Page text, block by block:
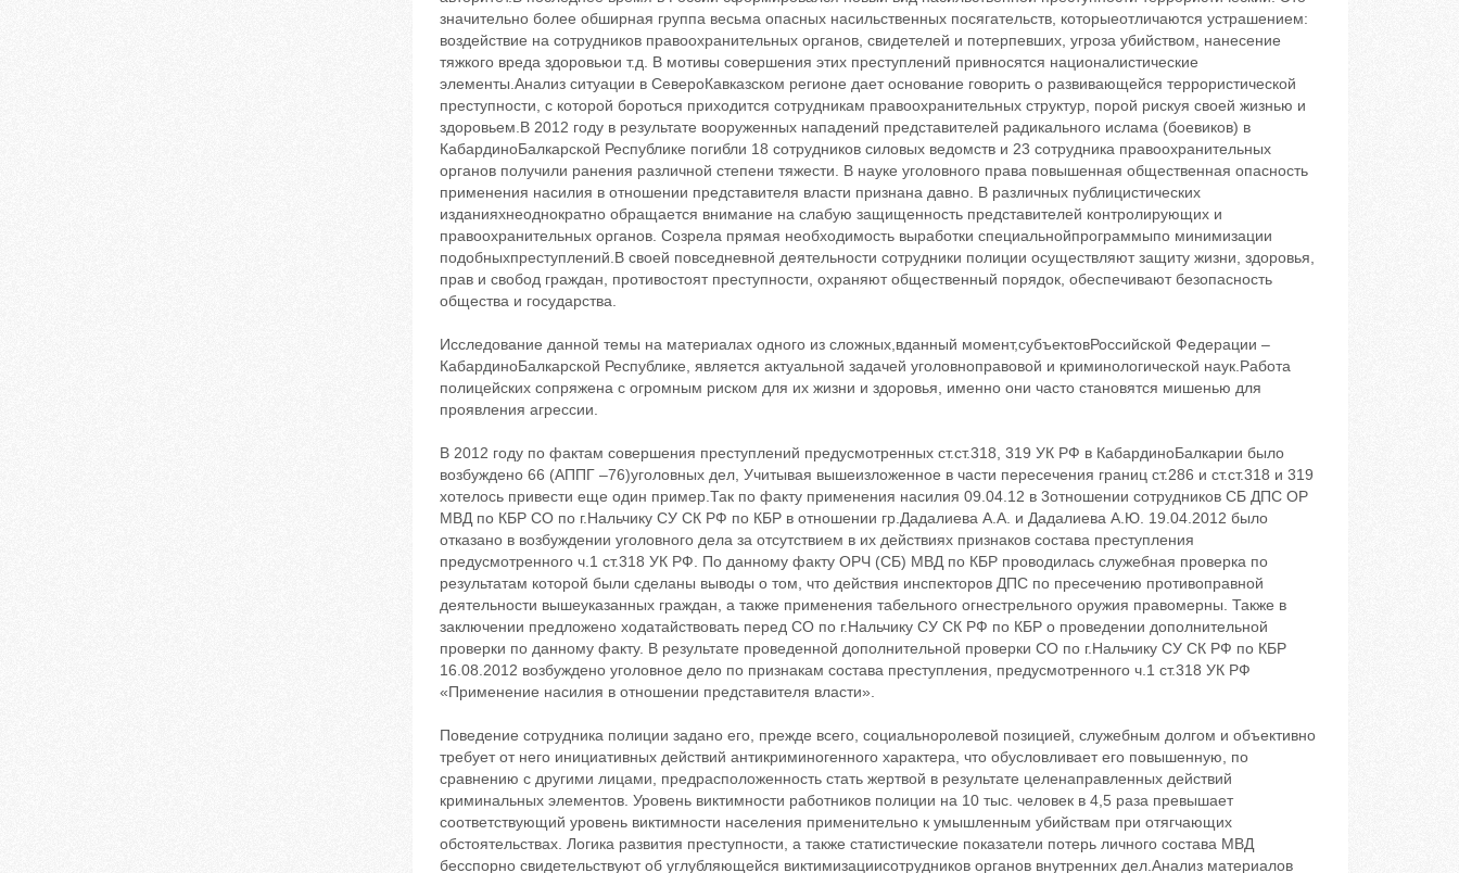
значительно более обширная группа весьма опасных насильственных посягательств, которыеотличаются устрашением:
воздействие на сотрудников правоохранительных органов, свидетелей и потерпевших, угроза убийством, нанесение
тяжкого вреда здоровьюи т.д. В мотивы совершения этих преступлений привносятся националистические
элементы.Анализ ситуации в СевероКавказском регионе дает основание говорить о развивающейся террористической
преступности, с которой бороться приходится сотрудникам правоохранительных структур, порой рискуя своей жизнью и
здоровьем.В 2012 году в результате вооруженных нападений представителей радикального ислама (боевиков) в
КабардиноБалкарской Республике погибли 18 сотрудников силовых ведомств и 23 сотрудника правоохранительных
органов получили ранения различной степени тяжести. В науке уголовного права повышенная общественная опасность
применения насилия в отношении представителя власти признана давно. В различных публицистических
изданияхнеоднократно обращается внимание на слабую защищенность представителей контролирующих и
правоохранительных органов. Созрела прямая необходимость выработки специальнойпрограммыпо минимизации
подобныхпреступлений.В своей повседневной деятельности сотрудники полиции осуществляют защиту жизни, здоровья,
прав и свобод граждан, противостоят преступности, охраняют общественный порядок, обеспечивают безопасность
общества и государства.
Исследование данной темы на материалах одного из сложных,вданный момент,субъектовРоссийской Федерации –
КабардиноБалкарской Республике, является актуальной задачей уголовноправовой и криминологической наук.Работа
полицейских сопряжена с огромным риском для их жизни и здоровья, именно они часто становятся мишенью для
проявления агрессии.
В 2012 году по фактам совершения преступлений предусмотренных ст.ст.318, 319 УК РФ в КабардиноБалкарии было
возбуждено 66 (АППГ –76)уголовных дел, Учитывая вышеизложенное в части пересечения границ ст.286 и ст.ст.318 и 319
хотелось привести еще один пример.Так по факту применения насилия 09.04.12 в 3отношении сотрудников СБ ДПС ОР
МВД по КБР СО по г.Нальчику СУ СК РФ по КБР в отношении гр.Дадалиева А.А. и Дадалиева А.Ю. 19.04.2012 было
отказано в возбуждении уголовного дела за отсутствием в их действиях признаков состава преступления
предусмотренного ч.1 ст.318 УК РФ. По данному факту ОРЧ (СБ) МВД по КБР проводилась служебная проверка по
результатам которой были сделаны выводы о том, что действия инспекторов ДПС по пресечению противоправной
деятельности вышеуказанных граждан, а также применения табельного огнестрельного оружия правомерны. Также в
заключении предложено ходатайствовать перед СО по г.Нальчику СУ СК РФ по КБР о проведении дополнительной
проверки по данному факту. В результате проведенной дополнительной проверки СО по г.Нальчику СУ СК РФ по КБР
16.08.2012 возбуждено уголовное дело по признакам состава преступления, предусмотренного ч.1 ст.318 УК РФ
«Применение насилия в отношении представителя власти».
Поведение сотрудника полиции задано его, прежде всего, социальноролевой позицией, служебным долгом и объективно
требует от него инициативных действий антикриминогенного характера, что обусловливает его повышенную, по
сравнению с другими лицами, предрасположенность стать жертвой в результате целенаправленных действий
криминальных элементов. Уровень виктимности работников полиции на 10 тыс. человек в 4,5 раза превышает
соответствующий уровень виктимности населения применительно к умышленным убийствам при отягчающих
обстоятельствах. Логика развития преступности, а также статистические показатели потерь личного состава МВД
бесспорно свидетельствуют об углубляющейся виктимизациисотрудников органов внутренних дел.Анализ материалов